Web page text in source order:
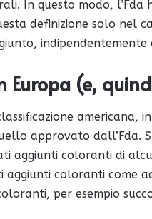
In questo modo, l’Fda
definizione solo nel
indipendentemente
Europa (e,
americana,
approvato dall’Fda.
aggiunti coloranti di
aggiunti coloranti come
per esempio